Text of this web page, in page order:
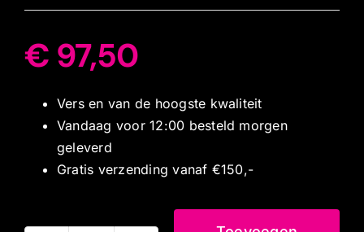
€ 97,50
Vers en van de hoogste kwaliteit
Vandaag voor 12:00 besteld morgen
geleverd
Gratis verzending vanaf €150,-